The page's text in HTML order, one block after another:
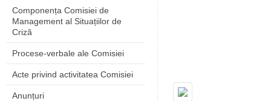
Componența Comisiei de
Management al Situațiilor de
Criză
Procese-verbale ale Comisiei
Acte privind activitatea Comisiei
Anunțuri